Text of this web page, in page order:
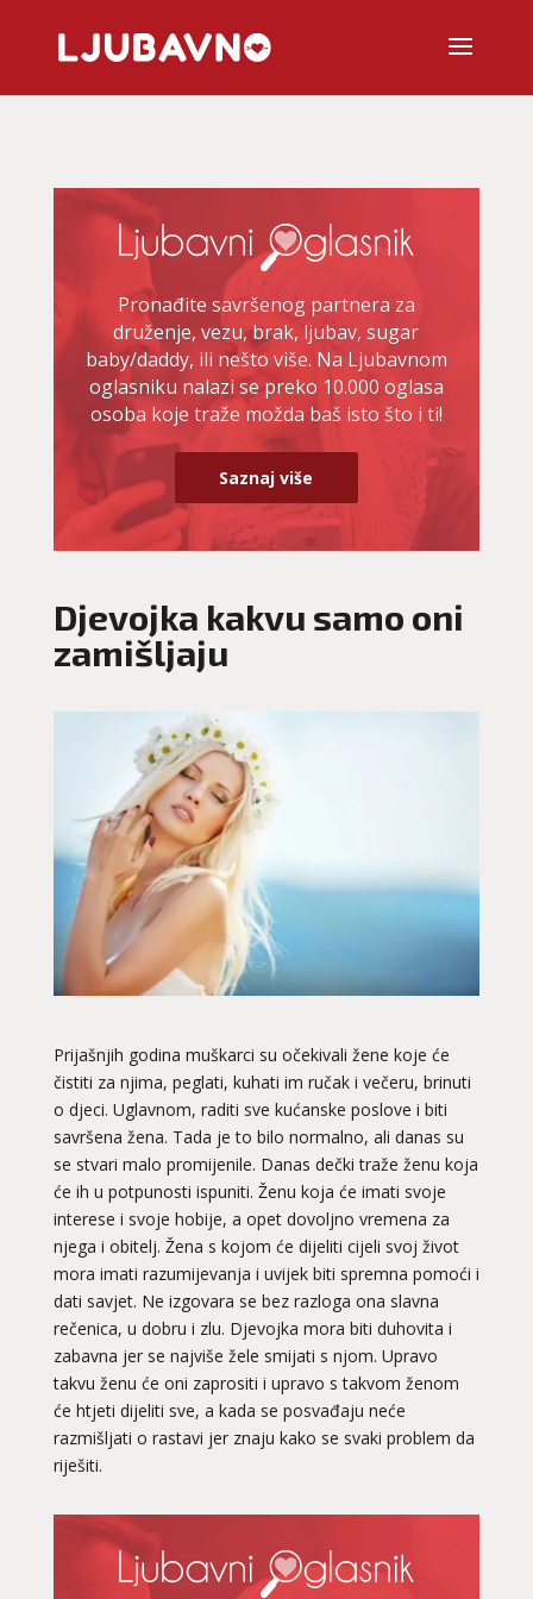
Pronađite savršenog partnera za
druženje, vezu, brak, ljubav, sugar
baby/daddy, ili nešto više. Na Ljubavnom
oglasniku nalazi se preko 10.000 oglasa
osoba koje traže možda baš isto što i ti!
Saznaj više
Djevojka kakvu samo oni
zamišljaju
Prijašnjih godina muškarci su očekivali žene koje će
čistiti za njima, peglati, kuhati im ručak i večeru, brinuti
o djeci. Uglavnom, raditi sve kućanske poslove i biti
savršena žena. Tada je to bilo normalno, ali danas su
se stvari malo promijenile. Danas dečki traže ženu koja
će ih u potpunosti ispuniti. Ženu koja će imati svoje
interese i svoje hobije, a opet dovoljno vremena za
njega i obitelj. Žena s kojom će dijeliti cijeli svoj život
mora imati razumijevanja i uvijek biti spremna pomoći i
dati savjet. Ne izgovara se bez razloga ona slavna
rečenica, u dobru i zlu. Djevojka mora biti duhovita i
zabavna jer se najviše žele smijati s njom. Upravo
takvu ženu će oni zaprositi i upravo s takvom ženom
će htjeti dijeliti sve, a kada se posvađaju neće
razmišljati o rastavi jer znaju kako se svaki problem da
riješiti.